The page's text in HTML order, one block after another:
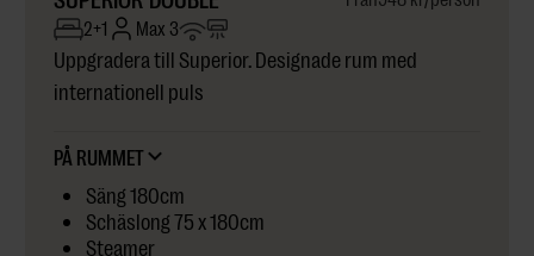
2+1
Max 3
Uppgradera till Superior. Designade rum med
internationell puls
PÅ RUMMET
Säng 180cm
Schäslong 75 x 180cm
Steamer